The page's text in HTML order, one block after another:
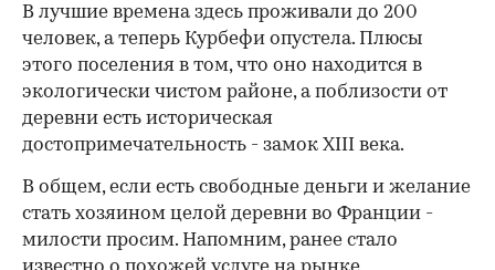
/
В лучшие времена здесь проживали до 200
человек, а теперь Курбефи опустела. Плюсы
этого поселения в том, что оно находится в
экологически чистом районе, а поблизости от
деревни есть историческая
достопримечательность - замок XIII века.
В общем, если есть свободные деньги и желание
стать хозяином целой деревни во Франции -
милости просим. Напомним, ранее стало